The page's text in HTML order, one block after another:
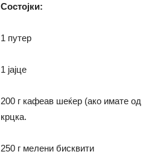
Состојки:
1 путер
1 јајце
200 г кафеав шеќер (ако имате
крцка.
250 г мелени бисквити